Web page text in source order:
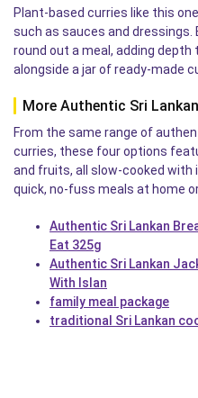
Plant-based curries like this
such as sauces and dressings.
round out a meal, adding
alongside a jar of ready-made
More Authentic Sri
From the same range of
curries, these four options
and fruits, all slow-cooked with
quick, no-fuss meals at home
Authentic Sri Lankan
Eat 325g
Authentic Sri Lankan
With Islan
family meal package
traditional Sri Lankan